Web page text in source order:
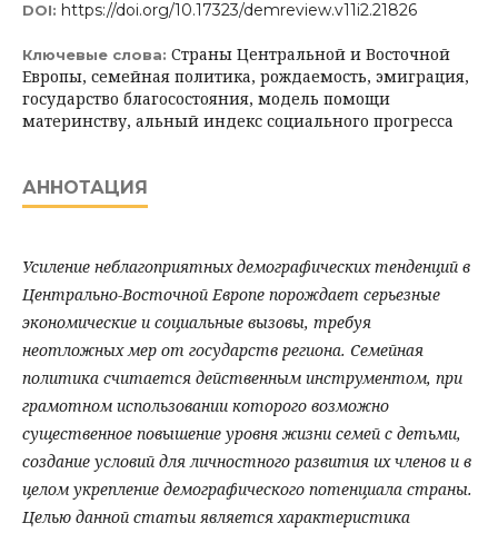
DOI: https://doi.org/10.17323/demreview.v11i2.21826
Ключевые слова: Страны Центральной и Восточной
Европы, семейная политика, рождаемость, эмиграция,
государство благосостояния, модель помощи
материнству, альный индекс социального прогресса
АННОТАЦИЯ
Усиление неблагоприятных демографических тенденций в
Центрально-Восточной Европе порождает серьезные
экономические и социальные вызовы, требуя
неотложных мер от государств региона. Семейная
политика считается действенным инструментом, при
грамотном использовании которого возможно
существенное повышение уровня жизни семей с детьми,
создание условий для личностного развития их членов и в
целом укрепление демографического потенциала страны.
Целью данной статьи является характеристика